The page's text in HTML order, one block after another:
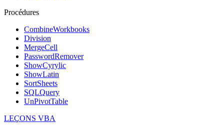
Procédures
CombineWorkbooks
Division
MergeCell
PasswordRemover
ShowCyrylic
ShowLatin
SortSheets
SQLQuery
UnPivotTable
LEÇONS VBA